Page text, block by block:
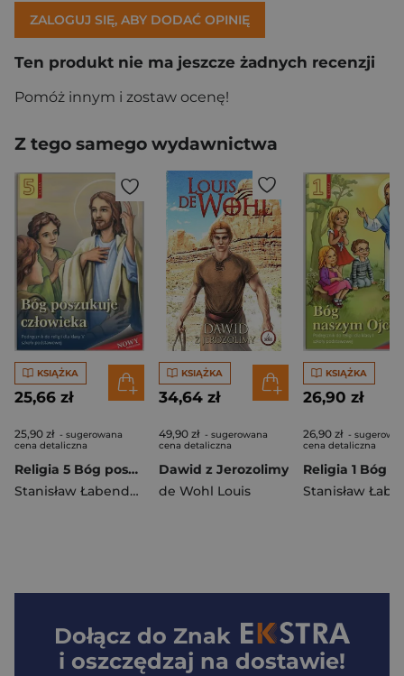
ZALOGUJ SIĘ, ABY DODAĆ OPINIĘ
Ten produkt nie ma jeszcze żadnych recenzji
Pomóż innym i zostaw ocenę!
Z tego samego wydawnictwa
KSIĄŻKA
25,66 zł
25,90 zł - sugerowana
cena detaliczna
Religia 5 Bóg poszukuje człowieka Podręcznik Szkoła podstawowa
Stanisław Łabendowicz
KSIĄŻKA
34,64 zł
49,90 zł - sugerowana
cena detaliczna
Dawid z Jerozolimy
de Wohl Louis
KSIĄŻKA
26,90 zł
26,90 zł -
cena detaliczna
Dołącz do Znak
i oszczędzaj na dostawie!